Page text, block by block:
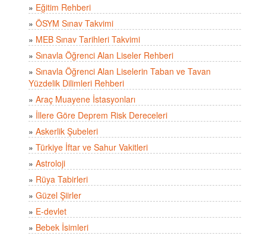
» Eğitim Rehberi
» ÖSYM Sınav Takvimi
» MEB Sınav Tarihleri Takvimi
» Sınavla Öğrenci Alan Liseler Rehberi
» Sınavla Öğrenci Alan Liselerin Taban ve Tavan
Yüzdelik Dilimleri Rehberi
» Araç Muayene İstasyonları
» İllere Göre Deprem Risk Dereceleri
» Askerlik Şubeleri
» Türkiye İftar ve Sahur Vakitleri
» Astroloji
» Rüya Tabirleri
» Güzel Şiirler
» E-devlet
» Bebek İsimleri